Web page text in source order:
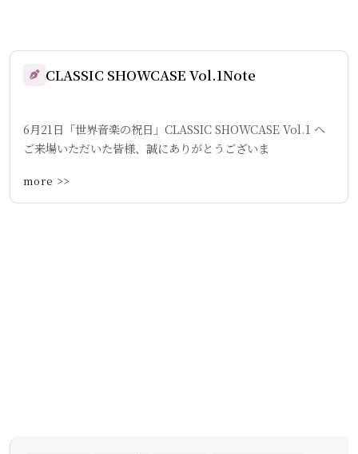
CLASSIC SHOWCASE Vol.1Note
6月21日「世界音楽の祝日」CLASSIC SHOWCASE Vol.1 へ
ご来場いただいた皆様、誠にありがとうございま
more >>